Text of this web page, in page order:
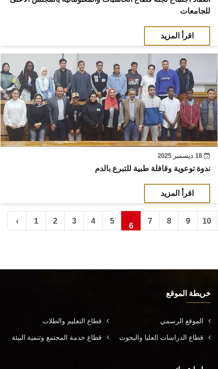
للجامعات
اقرأ المزيد
ندوة توعوية وقافلة طبية للتبرع بالدم
اقرأ المزيد
‹ 1 2 3 4 5
6
7 8 9 10
خريطة الموقع
الموقع الرسمي قطاع التعليم والطلاب
قطاع الدراسات العليا والبحوث قطاع خدمة المجتمع وتنمية البيئة